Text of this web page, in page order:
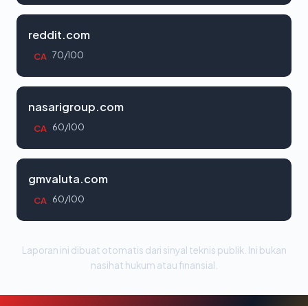
reddit.com
CA 70/100
nasarigroup.com
CA 60/100
gmvaluta.com
CA 60/100
Laporan ini dibuat otomatis dari sinyal teknis publik. Ini bukan
nasihat hukum atau finansial.